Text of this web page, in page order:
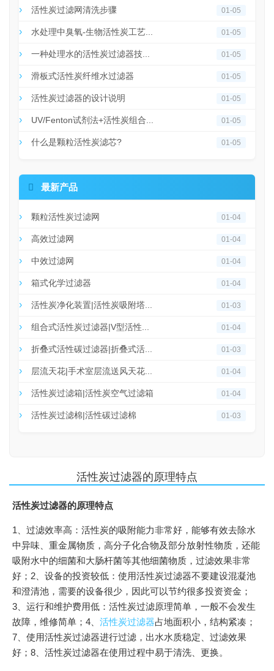
活性炭过滤网清洗步骤 01-05
水处理中臭氧-生物活性炭工艺... 01-05
一种处理水的活性炭过滤器技... 01-05
滑板式活性炭纤维水过滤器 01-05
活性炭过滤器的设计说明 01-05
UV/Fenton试剂法+活性炭组合... 01-05
什么是颗粒活性炭滤芯? 01-05
 最新产品
颗粒活性炭过滤网 01-04
高效过滤网 01-04
中效过滤网 01-04
箱式化学过滤器 01-04
活性炭净化装置|活性炭吸附塔... 01-03
组合式活性炭过滤器|V型活性... 01-04
折叠式活性碳过滤器|折叠式活... 01-03
层流天花|手术室层流送风天花... 01-04
活性炭过滤箱|活性炭空气过滤箱 01-04
活性炭过滤棉|活性碳过滤棉 01-03
活性炭过滤器的原理特点
活性炭过滤器的原理特点
1、过滤效率高：活性炭的吸附能力非常好，能够有效去除水
中异味、重金属物质，高分子化合物及部分放射性物质，还能
吸附水中的细菌和大肠杆菌等其他细菌物质，过滤效果非常
好；2、设备的投资较低：使用活性炭过滤器不要建设混凝池
和澄清池，需要的设备很少，因此可以节约很多投资资金；
3、运行和维护费用低：活性炭过滤原理简单，一般不会发生
故障，维修简单；4、 活性炭过滤器占地面积小，结构紧凑；
7、使用活性炭过滤器进行过滤，出水水质稳定、过滤效果
好；8、活性炭过滤器在使用过程中易于清洗、更换。